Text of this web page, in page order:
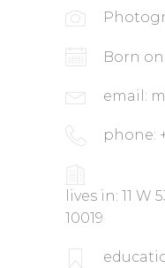
Born
email:
phone:
lives in: 11 W
10019